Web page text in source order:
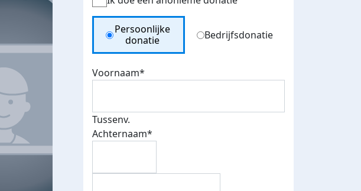
Donation Type
Persoonlijke
donatie
Bedrijfsdonatie
Voornaam*
Tussenv.
Achternaam*